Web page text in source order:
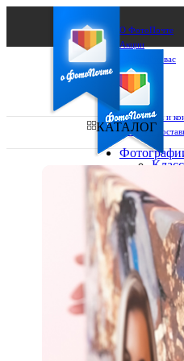
О ФотоПочте
Акции
Сделаем за вас
Бизнесу
FAQ
Франшиза
Поддержка и
Оплата и
Ваш город:
Ваш регион
Выберите из
КАТАЛОГ
Фото
в